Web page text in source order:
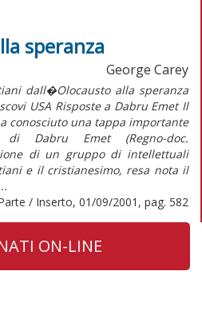
speranza
George Carey
dall�Olocausto alla speranza
USA Risposte a Dabru Emet Il
conosciuto una tappa importante
Dabru Emet (Regno-doc.
di un gruppo di intellettuali
e il cristianesimo, resa nota il
/ Inserto, 01/09/2001, pag. 582
ON-LINE